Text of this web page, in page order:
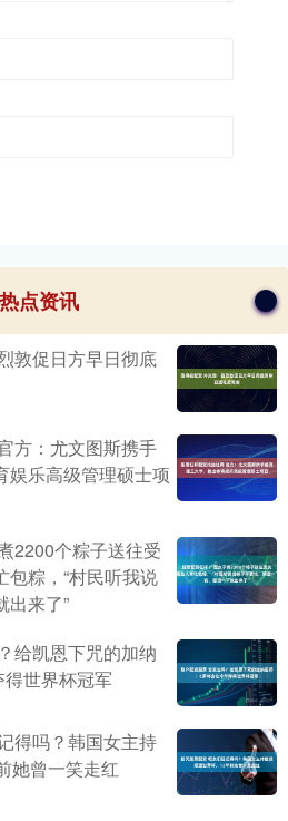
热点资讯
敦促日方早日彻底
方：尤文图斯携手
娱乐高级管理硕士项
2200个粽子送往受
包粽，“村民听我说
出来了”
给凯恩下咒的加纳
世界杯冠军
得吗？韩国女主持
她曾一笑走红